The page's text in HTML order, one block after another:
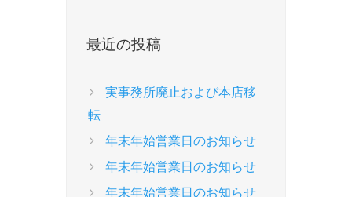
ン
s
:
最近の投稿
実事務所廃止および本店移
転
年末年始営業日のお知らせ
年末年始営業日のお知らせ
年末年始営業日のお知らせ